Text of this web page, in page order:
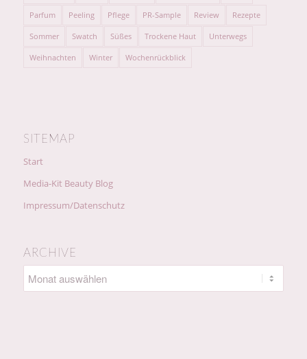
Parfum Peeling Pflege PR-Sample Review Rezepte
Sommer Swatch Süßes Trockene Haut Unterwegs
Weihnachten Winter Wochenrückblick
SITEMAP
Start
Media-Kit Beauty Blog
Impressum/Datenschutz
ARCHIVE